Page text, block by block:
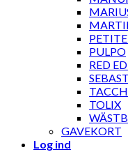
PULPO
RED
TOLIX
GAVEKORT
Log ind